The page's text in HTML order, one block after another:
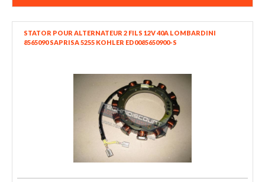
STATOR POUR ALTERNATEUR 2 FILS 12V 40A LOMBARDINI
8565090 SAPRISA 5255 KOHLER ED0085650900-S